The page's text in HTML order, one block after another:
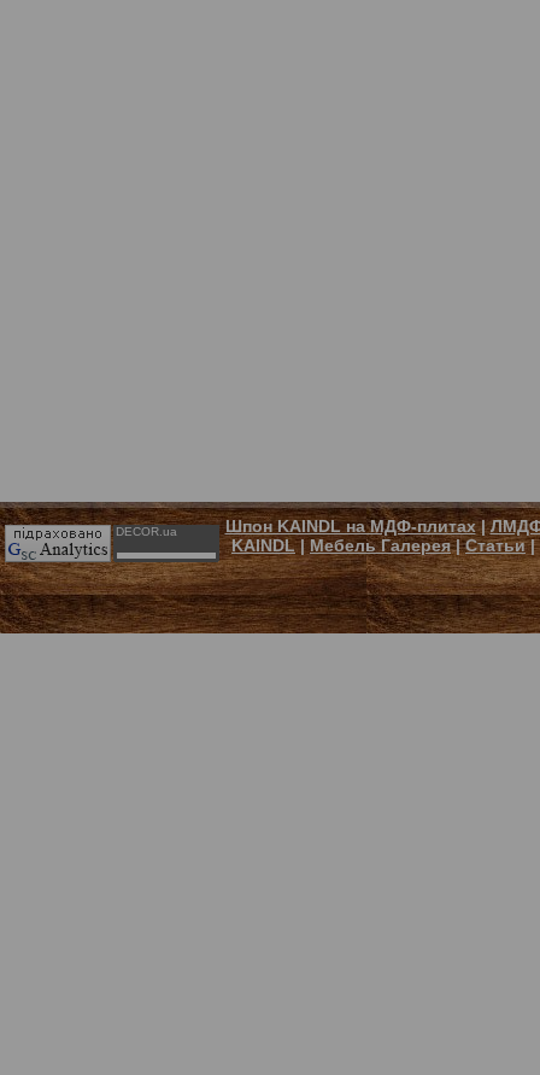
DECOR.ua Шпон KAINDL на МДФ-плитах|ЛМДФ
KAINDL| Мебель Галерея|Статьи|